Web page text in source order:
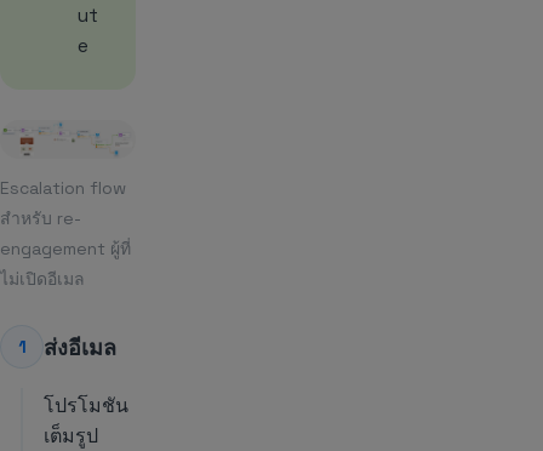
ut
e
Escalation flow
สำหรับ re-
engagement ผู้ที่
ไม่เปิดอีเมล
1 ส่งอีเมล
โปรโมชัน
เต็มรูป